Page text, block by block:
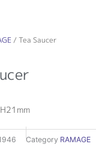
/ Tea Saucer
Category RAMAGE